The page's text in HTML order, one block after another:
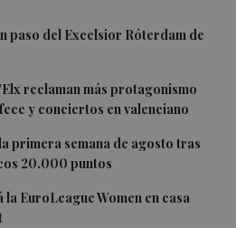
paso del Excelsior Róterdam de
reclaman más protagonismo
y conciertos en valenciano
primera semana de agosto tras
20.000 puntos
EuroLeague Women en casa